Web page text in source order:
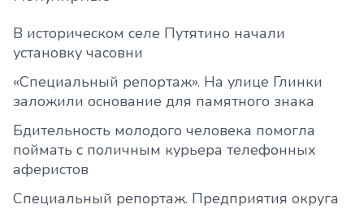
В историческом селе Путятино начали
установку часовни
«Специальный репортаж». На улице Глинки
заложили основание для памятного знака
Бдительность молодого человека помогла
поймать с поличным курьера телефонных
аферистов
Специальный репортаж. Предприятия округа